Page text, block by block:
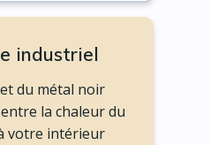
industriel
du métal noir
la chaleur du
votre intérieur